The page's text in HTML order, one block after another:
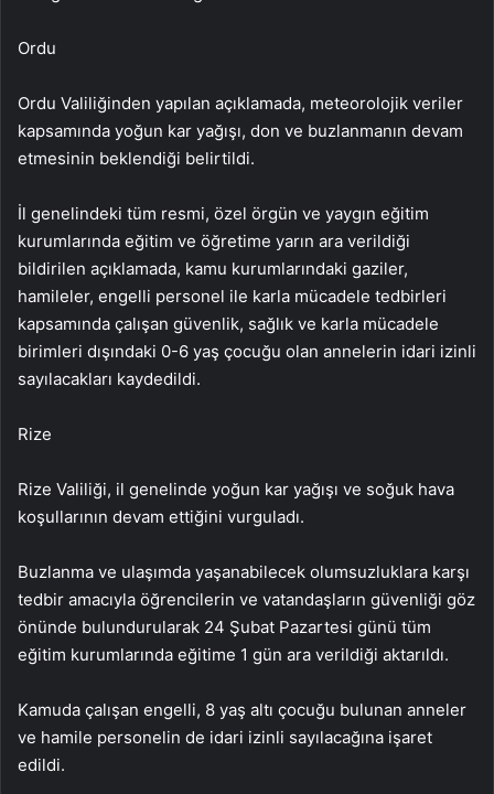
Ordu
Ordu Valiliğinden yapılan açıklamada, meteorolojik veriler
kapsamında yoğun kar yağışı, don ve buzlanmanın devam
etmesinin beklendiği belirtildi.
İl genelindeki tüm resmi, özel örgün ve yaygın eğitim
kurumlarında eğitim ve öğretime yarın ara verildiği
bildirilen açıklamada, kamu kurumlarındaki gaziler,
hamileler, engelli personel ile karla mücadele tedbirleri
kapsamında çalışan güvenlik, sağlık ve karla mücadele
birimleri dışındaki 0-6 yaş çocuğu olan annelerin idari izinli
sayılacakları kaydedildi.
Rize
Rize Valiliği, il genelinde yoğun kar yağışı ve soğuk hava
koşullarının devam ettiğini vurguladı.
Buzlanma ve ulaşımda yaşanabilecek olumsuzluklara karşı
tedbir amacıyla öğrencilerin ve vatandaşların güvenliği göz
önünde bulundurularak 24 Şubat Pazartesi günü tüm
eğitim kurumlarında eğitime 1 gün ara verildiği aktarıldı.
Kamuda çalışan engelli, 8 yaş altı çocuğu bulunan anneler
ve hamile personelin de idari izinli sayılacağına işaret
edildi.